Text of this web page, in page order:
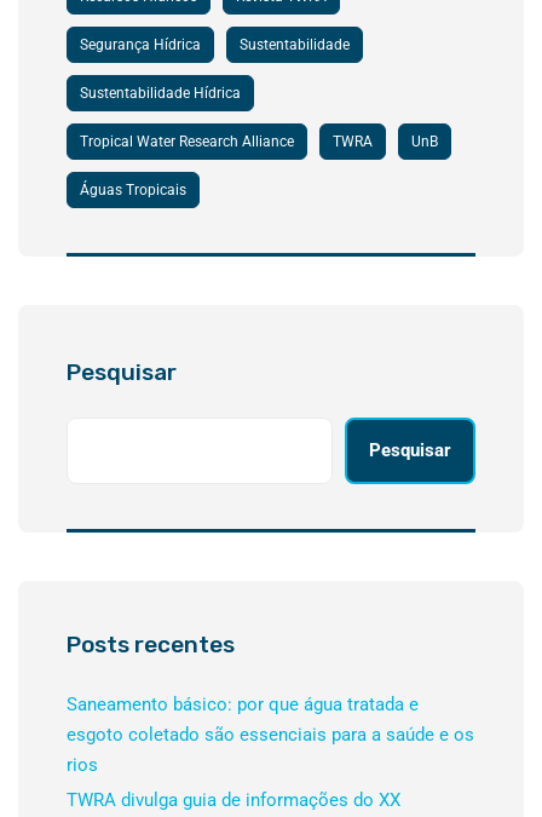
Segurança Hídrica Sustentabilidade
Sustentabilidade Hídrica
Tropical Water Research Alliance TWRA UnB
Águas Tropicais
Pesquisar
Pesquisar
Posts recentes
Saneamento básico: por que água tratada e
esgoto coletado são essenciais para a saúde e os
rios
TWRA divulga guia de informações do XX